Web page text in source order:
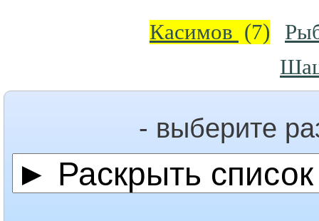
Касимов (7)
- выберите